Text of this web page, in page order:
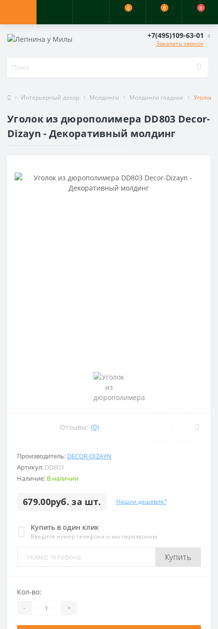
0 0 0
+7(495)109-63-01
Заказать звонок
Интерьерный декор Молдинги Молдинги гладкие Уголок
Уголок из дюрополимера DD803 Decor-
Dizayn - Декоративный молдинг
Отзывы: (0)
Производитель: DECOR-DIZAYN
Артикул: DD803
Наличие: В наличии
679.00руб. за шт. Нашли дешевле?
Купить в один клик
Введите номер телефона и мы перезвоним
Купить
Кол-во:
- +